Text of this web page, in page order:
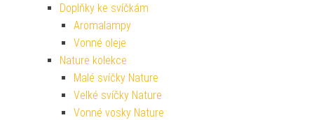
Doplňky ke svíčkám
Aromalampy
Vonné oleje
Nature kolekce
Malé svíčky Nature
Velké svíčky Nature
Vonné vosky Nature